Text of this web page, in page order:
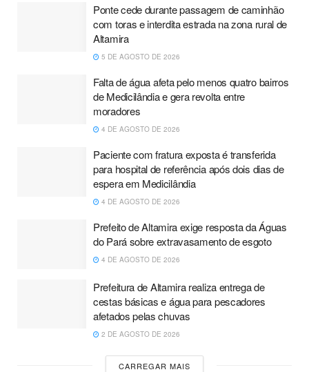
Ponte cede durante passagem de caminhão
com toras e interdita estrada na zona rural de
Altamira
5 DE AGOSTO DE 2026
Falta de água afeta pelo menos quatro bairros
de Medicilândia e gera revolta entre
moradores
4 DE AGOSTO DE 2026
Paciente com fratura exposta é transferida
para hospital de referência após dois dias de
espera em Medicilândia
4 DE AGOSTO DE 2026
Prefeito de Altamira exige resposta da Águas
do Pará sobre extravasamento de esgoto
4 DE AGOSTO DE 2026
Prefeitura de Altamira realiza entrega de
cestas básicas e água para pescadores
afetados pelas chuvas
2 DE AGOSTO DE 2026
CARREGAR MAIS